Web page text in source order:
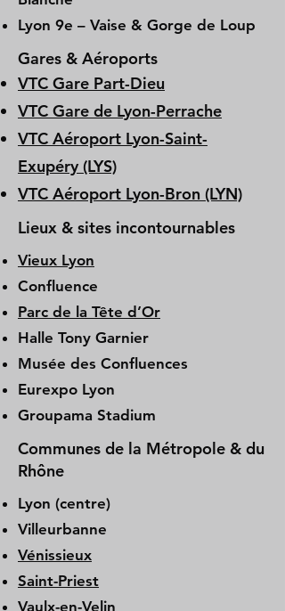
Lyon 9e – Vaise & Gorge de Loup
Gares & Aéroports
VTC Gare Part-Dieu
VTC Gare de Lyon-Perrache
VTC Aéroport Lyon-Saint-
Exupéry (LYS)
VTC Aéroport Lyon-Bron (LYN)
Lieux & sites incontournables
Vieux Lyon
Confluence
Parc de la Tête d’Or
Halle Tony Garnier
Musée des Confluences
Eurexpo Lyon
Groupama Stadium
Communes de la Métropole & du
Rhône
Lyon (centre)
Villeurbanne
Vénissieux
Saint-Priest
Vaulx-en-Velin